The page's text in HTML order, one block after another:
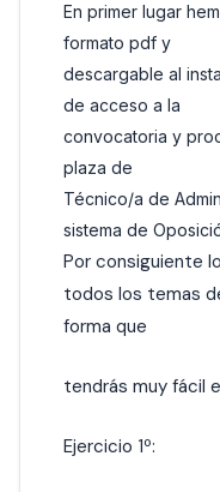
En primer lugar
formato pdf y
descargable al
de acceso a la
convocatoria y
plaza de
Técnico/a de
sistema de
Por consiguiente
todos los temas
forma que
tendrás muy fácil
Ejercicio 1º: